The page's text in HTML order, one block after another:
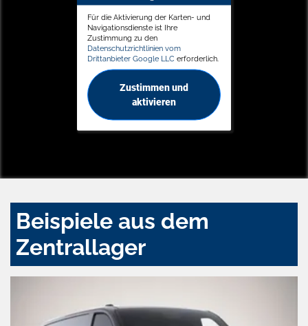
Für die Aktivierung der Karten- und
Navigationsdienste ist Ihre
Zustimmung zu den
Datenschutzrichtlinien vom
Drittanbieter Google LLC erforderlich.
Zustimmen und
aktivieren
Beispiele aus dem
Zentrallager